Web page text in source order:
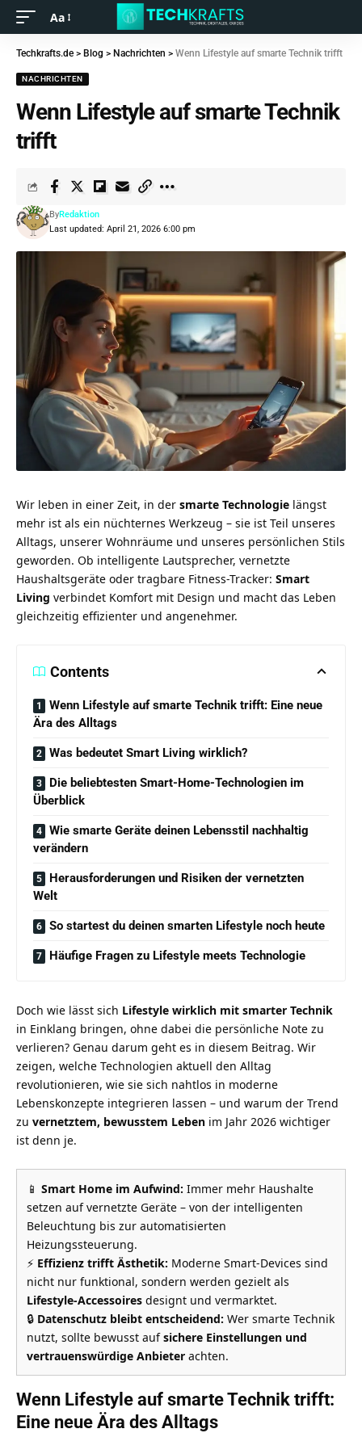
Aa
Techkrafts.de > Blog > Nachrichten > Wenn Lifestyle auf smarte Technik trifft
NACHRICHTEN
Wenn Lifestyle auf smarte Technik
trifft
Last updated: April 21, 2026 6:00 pm
ByRedaktion
Wir leben in einer Zeit, in der smarte Technologie längst
mehr ist als ein nüchternes Werkzeug – sie ist Teil unseres
Alltags, unserer Wohnräume und unseres persönlichen Stils
geworden. Ob intelligente Lautsprecher, vernetzte
Haushaltsgeräte oder tragbare Fitness-Tracker: Smart
Living verbindet Komfort mit Design und macht das Leben
gleichzeitig effizienter und angenehmer.
Contents
Wenn Lifestyle auf smarte Technik trifft: Eine neue
Ära des Alltags
Was bedeutet Smart Living wirklich?
Die beliebtesten Smart-Home-Technologien im
Überblick
Wie smarte Geräte deinen Lebensstil nachhaltig
verändern
Herausforderungen und Risiken der vernetzten
Welt
So startest du deinen smarten Lifestyle noch heute
Häufige Fragen zu Lifestyle meets Technologie
Doch wie lässt sich Lifestyle wirklich mit smarter Technik
in Einklang bringen, ohne dabei die persönliche Note zu
verlieren? Genau darum geht es in diesem Beitrag. Wir
zeigen, welche Technologien aktuell den Alltag
revolutionieren, wie sie sich nahtlos in moderne
Lebenskonzepte integrieren lassen – und warum der Trend
zu vernetztem, bewusstem Leben im Jahr 2026 wichtiger
ist denn je.
📱 Smart Home im Aufwind: Immer mehr Haushalte
setzen auf vernetzte Geräte – von der intelligenten
Beleuchtung bis zur automatisierten
Heizungssteuerung.
⚡ Effizienz trifft Ästhetik: Moderne Smart-Devices sind
nicht nur funktional, sondern werden gezielt als
Lifestyle-Accessoires designt und vermarktet.
🔒 Datenschutz bleibt entscheidend: Wer smarte Technik
nutzt, sollte bewusst aufsichere Einstellungen und
vertrauenswürdige Anbieter achten.
Wenn Lifestyle auf smarte Technik trifft:
Eine neue Ära des Alltags